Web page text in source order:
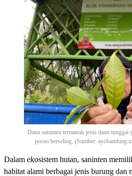
Daun saninten termasuk jenis daun tunggal
posisi berseling. (Sumber:
Dalam ekosistem hutan, saninten
habitat alami berbagai jenis burung dan